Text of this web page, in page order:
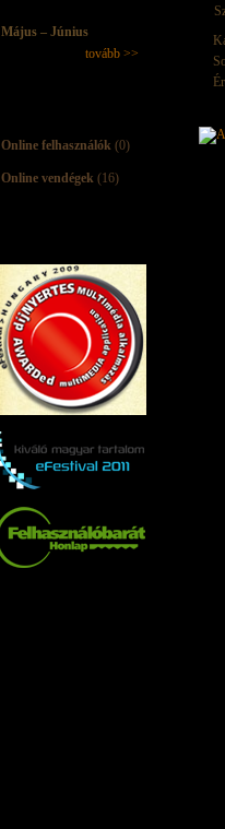
Május – Június
tovább >>
Online felhasználók (0)
Online vendégek(16)